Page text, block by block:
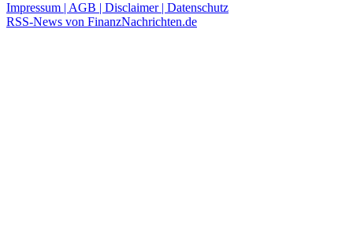
Impressum | AGB | Disclaimer | Datenschutz
RSS-News von FinanzNachrichten.de